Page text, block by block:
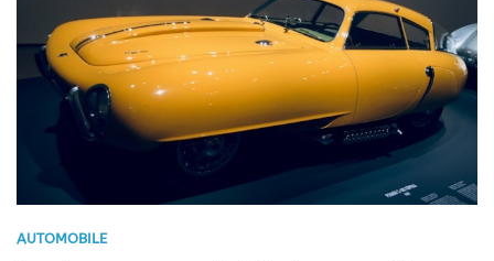
AUTOMOBILE